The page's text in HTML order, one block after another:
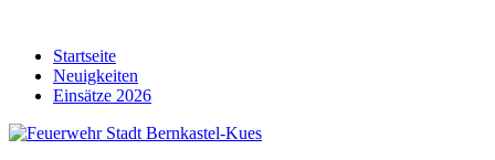
contentStartseite
Neuigkeiten
Einsätze 2026